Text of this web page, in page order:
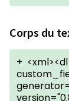
Corps du
+